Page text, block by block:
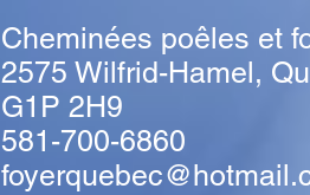
Cheminées poêles et
2575 Wilfrid-Hamel,
G1P 2H9
581-700-6860